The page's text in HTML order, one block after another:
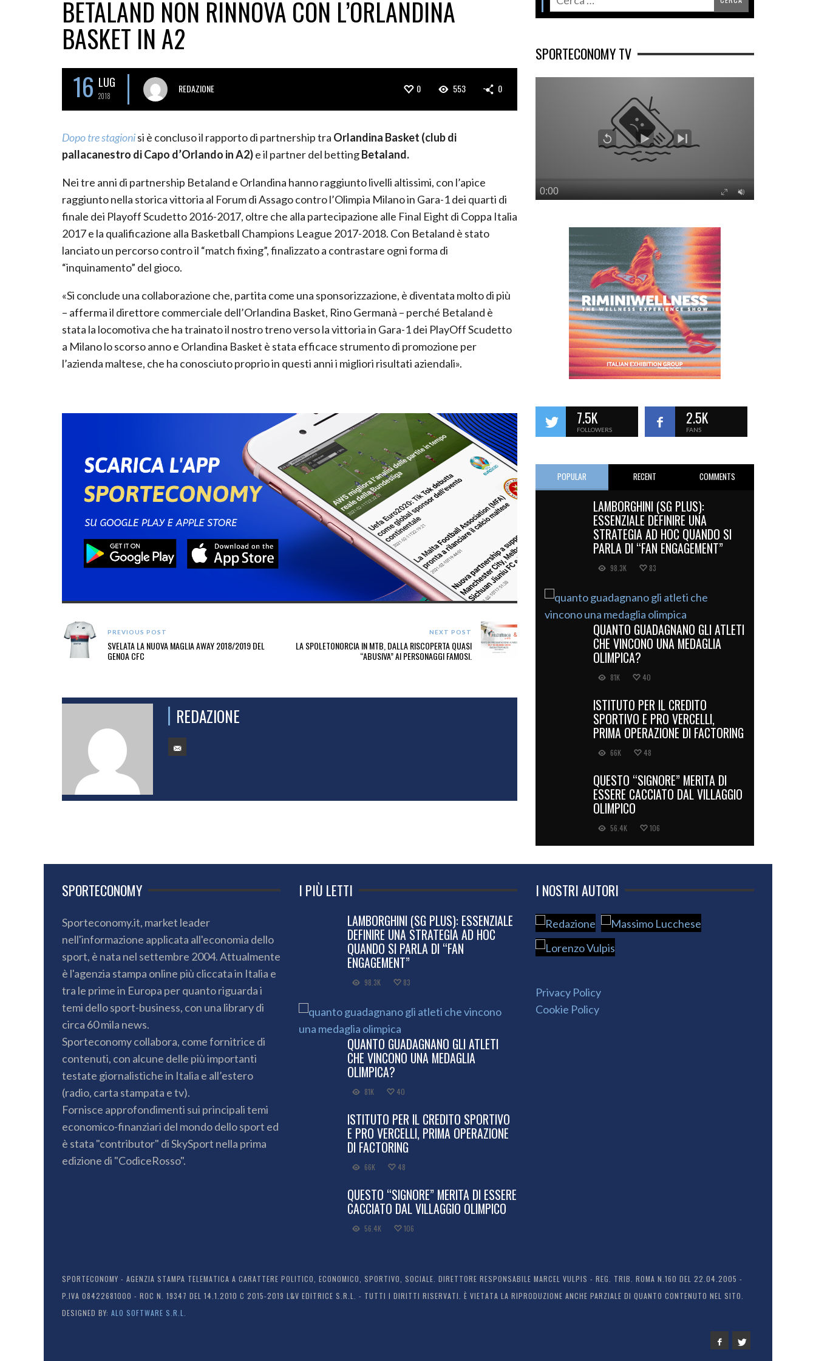
BETALAND NON RINNOVA CON L’ORLANDINA
BASKET IN A2
16 LUG
2018
REDAZIONE 0 553 0
Dopo tre stagionisi è concluso il rapporto di partnership tra Orlandina Basket (club di
pallacanestro di Capo d’Orlando in A2)e il partner del bettingBetaland.
Nei tre anni di partnership Betaland e Orlandina hanno raggiunto livelli altissimi, con l’apice
raggiunto nella storica vittoria al Forum di Assago contro l’Olimpia Milano in Gara-1 dei quarti di
finale dei Playoff Scudetto 2016-2017, oltre che alla partecipazione alle Final Eight di Coppa Italia
2017 e la qualificazione alla Basketball Champions League 2017-2018. Con Betaland è stato
lanciato un percorso contro il “match fixing”, finalizzato a contrastare ogni forma di
“inquinamento” del gioco.
«Si conclude una collaborazione che, partita come una sponsorizzazione, è diventata molto di più
– afferma il direttore commerciale dell’Orlandina Basket, Rino Germanà – perché Betaland è
stata la locomotiva che ha trainato il nostro treno verso la vittoria in Gara-1 dei PlayOff Scudetto
a Milano lo scorso anno e Orlandina Basket è stata efficace strumento di promozione per
l’azienda maltese, che ha conosciuto proprio in questi anni i migliori risultati aziendali».
PREVIOUS POST
SVELATA LA NUOVA MAGLIA AWAY 2018/2019 DEL
GENOA CFC
NEXT POST
LA SPOLETONORCIA IN MTB, DALLA RISCOPERTA QUASI
“ABUSIVA” AI PERSONAGGI FAMOSI.
REDAZIONE
SPORTECONOMY TV
7.5K
FOLLOWERS
2.5K
FANS
POPULAR RECENT COMMENTS
LAMBORGHINI (SG PLUS):
ESSENZIALE DEFINIRE UNA
STRATEGIA AD HOC QUANDO SI
PARLA DI “FAN ENGAGEMENT”
98.3K 83
QUANTO GUADAGNANO GLI ATLETI
CHE VINCONO UNA MEDAGLIA
OLIMPICA?
81K 40
ISTITUTO PER IL CREDITO
SPORTIVO E PRO VERCELLI,
PRIMA OPERAZIONE DI FACTORING
66K 48
QUESTO “SIGNORE” MERITA DI
ESSERE CACCIATO DAL VILLAGGIO
OLIMPICO
56.4K 106
SPORTECONOMY
Sporteconomy.it, market leader
nell'informazione applicata all'economia dello
sport, è nata nel settembre 2004. Attualmente
è l'agenzia stampa online più cliccata in Italia e
tra le prime in Europa per quanto riguarda i
temi dello sport-business, con una library di
circa 60 mila news.
Sporteconomy collabora, come fornitrice di
contenuti, con alcune delle più importanti
testate giornalistiche in Italia e all’estero
(radio, carta stampata e tv).
Fornisce approfondimenti sui principali temi
economico-finanziari del mondo dello sport ed
è stata "contributor" di SkySport nella prima
edizione di "CodiceRosso".
I PIÙ LETTI
LAMBORGHINI (SG PLUS): ESSENZIALE
DEFINIRE UNA STRATEGIA AD HOC
QUANDO SI PARLA DI “FAN
ENGAGEMENT”
98.3K 83
QUANTO GUADAGNANO GLI ATLETI
CHE VINCONO UNA MEDAGLIA
OLIMPICA?
81K 40
ISTITUTO PER IL CREDITO SPORTIVO
E PRO VERCELLI, PRIMA OPERAZIONE
DI FACTORING
66K 48
QUESTO “SIGNORE” MERITA DI ESSERE
CACCIATO DAL VILLAGGIO OLIMPICO
56.4K 106
I NOSTRI AUTORI
Privacy Policy
Cookie Policy
SPORTECONOMY - AGENZIA STAMPA TELEMATICA A CARATTERE POLITICO, ECONOMICO, SPORTIVO, SOCIALE. DIRETTORE RESPONSABILE MARCEL VULPIS - REG. TRIB. ROMA N.160 DEL 22.04.2005 -
P.IVA 08422681000 - ROC N. 19347 DEL 14.1.2010 C 2015-2019 L&V EDITRICE S.R.L. - TUTTI I DIRITTI RISERVATI. È VIETATA LA RIPRODUZIONE ANCHE PARZIALE DI QUANTO CONTENUTO NEL SITO.
DESIGNED BY: ALO SOFTWARE S.R.L.